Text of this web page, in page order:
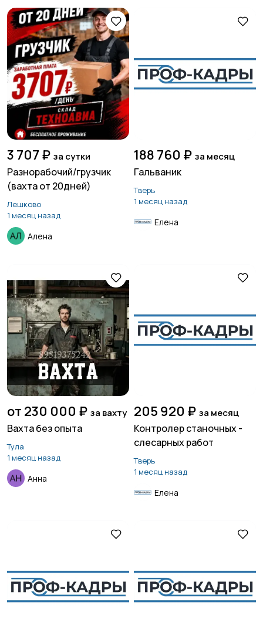
3 707 ₽ за сутки
Разнорабочий/грузчик
(вахта от 20дней)
Лешково
1 месяц назад
Алена
188 760 ₽ за месяц
Гальваник
Тверь
1 месяц назад
Елена
от 230 000 ₽ за вахту
Вахта без опыта
Тула
1 месяц назад
Анна
205 920 ₽ за месяц
Контролер станочных -
слесарных работ
Тверь
1 месяц назад
Елена